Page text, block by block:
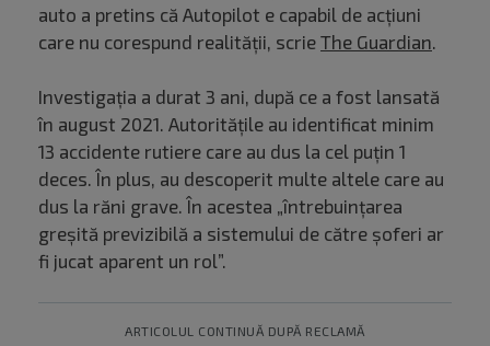
auto a pretins că Autopilot e capabil de acțiuni
care nu corespund realității, scrie The Guardian.
Investigația a durat 3 ani, după ce a fost lansată
în august 2021. Autoritățile au identificat minim
13 accidente rutiere care au dus la cel puțin 1
deces. În plus, au descoperit multe altele care au
dus la răni grave. În acestea „întrebuințarea
greșită previzibilă a sistemului de către șoferi ar
fi jucat aparent un rol”.
ARTICOLUL CONTINUĂ DUPĂ RECLAMĂ